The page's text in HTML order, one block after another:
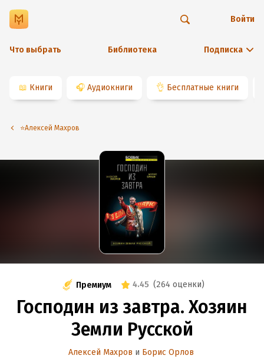
Что выбрать Библиотека Подписка
Войти
📖 Книги 🎧 Аудиокниги 👌 Бесплатные книги
⭐️Алексей Махров
Премиум 4.45 (264 оценки)
Господин из завтра. Хозяин
Земли Русской
Алексей Махров и Борис Орлов